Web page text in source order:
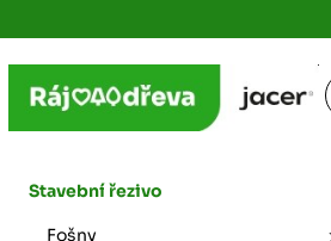
Stavební řezivo
Fošny